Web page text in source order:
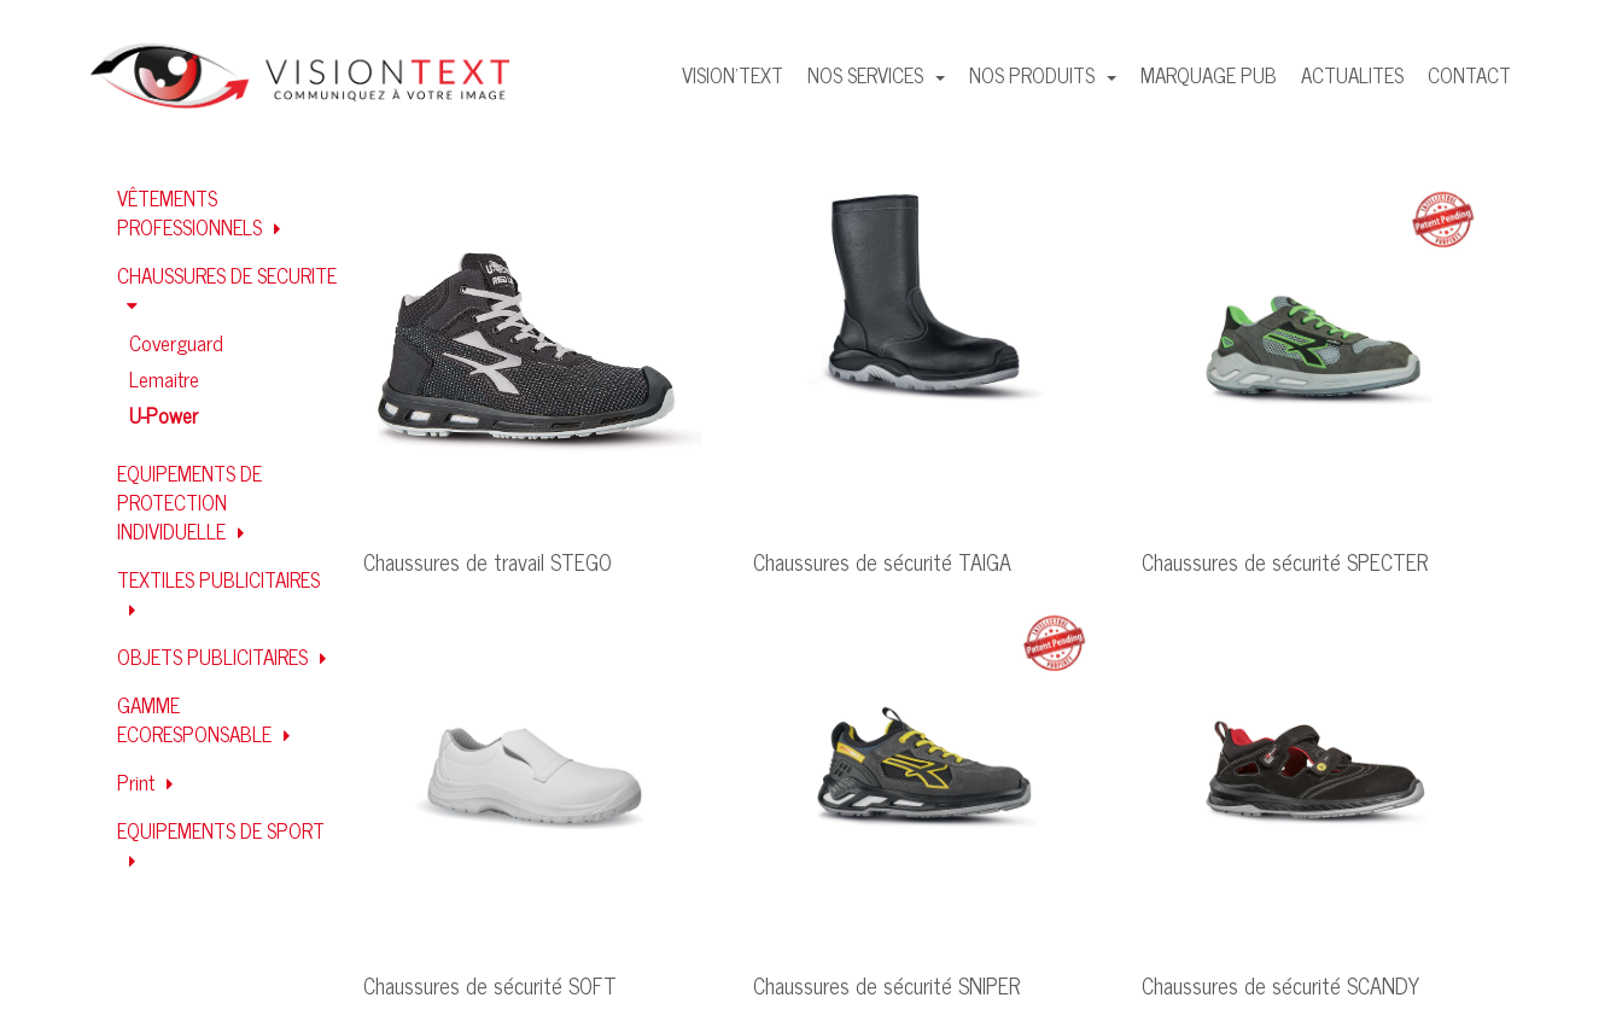
VISION'TEXT NOS SERVICES NOS PRODUITS MARQUAGE PUB ACTUALITES CONTACT
VÊTEMENTS
PROFESSIONNELS
CHAUSSURES DE SECURITE
Coverguard
Lemaitre
U-Power
EQUIPEMENTS DE
PROTECTION
INDIVIDUELLE
TEXTILES PUBLICITAIRES
OBJETS PUBLICITAIRES
GAMME
ECORESPONSABLE
Print
EQUIPEMENTS DE SPORT
Chaussures de travail STEGO Chaussures de sécurité TAIGA Chaussures de sécurité SPECTER
Chaussures de sécurité SOFT Chaussures de sécurité SNIPER Chaussures de sécurité SCANDY